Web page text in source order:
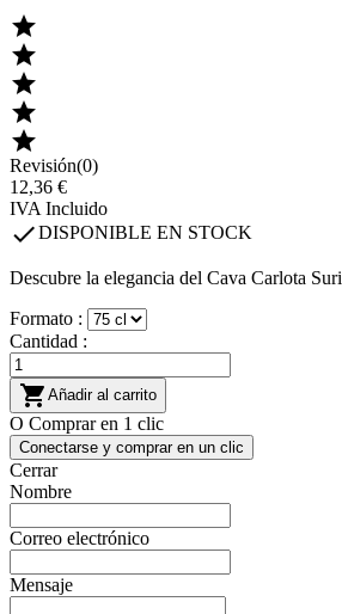





Revisión(0)
12,36 €
IVA Incluido
DISPONIBLE EN STOCK
Descubre la elegancia del Cava Carlota
Formato :
Cantidad :
 Añadir al carrito
O Comprar en 1 clic
Conectarse y comprar en un clic
Cerrar
Nombre
Correo electrónico
Mensaje